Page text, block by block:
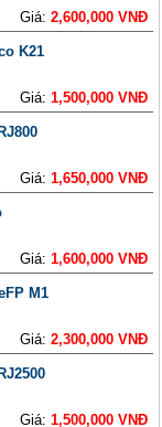
Giá:2,600,000 VNĐ
K21
Giá:1,500,000 VNĐ
Giá:1,650,000 VNĐ
Giá:1,600,000 VNĐ
M1
Giá:2,300,000 VNĐ
Giá:1,500,000 VNĐ